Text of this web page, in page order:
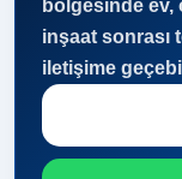
bölgesinde ev,
inşaat sonrası
iletişime